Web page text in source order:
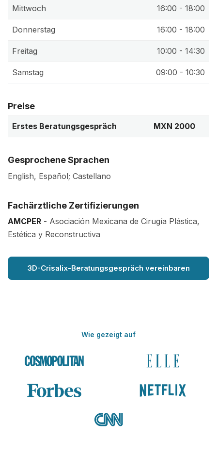
Mittwoch 16:00 - 18:00
Donnerstag 16:00 - 18:00
Freitag 10:00 - 14:30
Samstag 09:00 - 10:30
Preise
Erstes Beratungsgespräch MXN 2000
Gesprochene Sprachen
English, Español; Castellano
Fachärztliche Zertifizierungen
AMCPER - Asociación Mexicana de Cirugía Plástica,
Estética y Reconstructiva
3D-Crisalix-Beratungsgespräch vereinbaren
Wie gezeigt auf